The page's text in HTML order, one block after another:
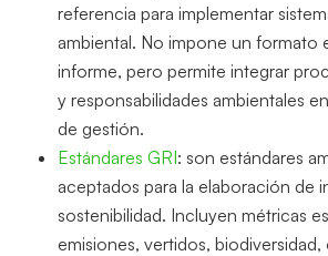
referencia para implementar
ambiental. No impone un formato
informe, pero permite integrar
y responsabilidades ambientales
de gestión.
Estándares GRI: son estándares
aceptados para la elaboración de
sostenibilidad. Incluyen métricas
emisiones, vertidos,